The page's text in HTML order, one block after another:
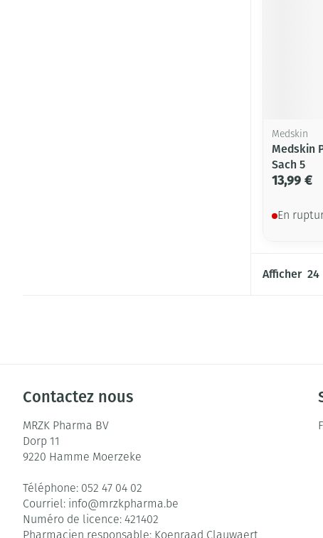
Medskin
Medskin
Sach 5
13,99 €
En
Afficher
Contactez nous
MRZK Pharma BV
Dorp 11
9220 Hamme Moerzeke
Téléphone: 052 47 04 02
Courriel: info@mrzkpharma.be
Numéro de licence: 421402